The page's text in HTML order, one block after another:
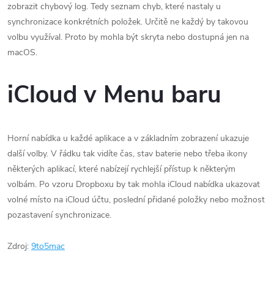
zobrazit chybový log. Tedy seznam chyb, které nastaly u
synchronizace konkrétních položek. Určitě ne každý by takovou
volbu využíval. Proto by mohla být skryta nebo dostupná jen na
macOS.
iCloud v Menu baru
Horní nabídka u každé aplikace a v základním zobrazení ukazuje
další volby. V řádku tak vidíte čas, stav baterie nebo třeba ikony
některých aplikací, které nabízejí rychlejší přístup k některým
volbám. Po vzoru Dropboxu by tak mohla iCloud nabídka ukazovat
volné místo na iCloud účtu, poslední přidané položky nebo možnost
pozastavení synchronizace.
Zdroj: 9to5mac